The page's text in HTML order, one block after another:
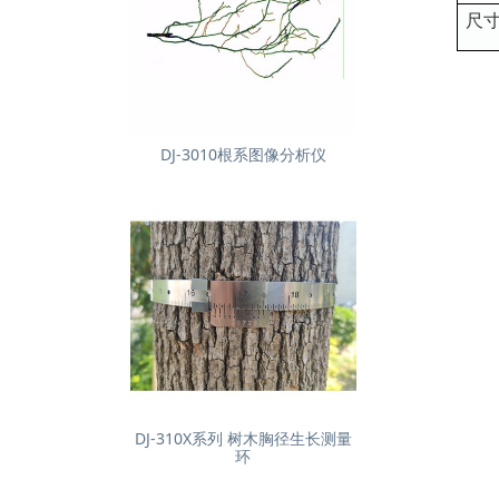
尺
DJ-3010根系图像分析仪
DJ-310X系列 树木胸径生长测量
环